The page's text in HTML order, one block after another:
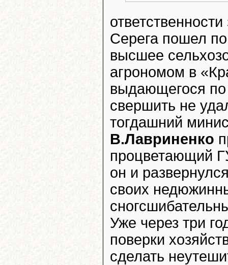
Серега пошел
высшее
агрономом в
выдающегося по
свершить не
тогдашний
В.Лавриненко
процветающий
он и
своих
Уже через три
поверки
сделать